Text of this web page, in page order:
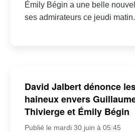
Émily Bégin a une belle
ses admirateurs ce jeudi matin.
David Jalbert dénonce
haineux envers
Thivierge et Émily Bégin
Publié le mardi 30 juin à 05:45